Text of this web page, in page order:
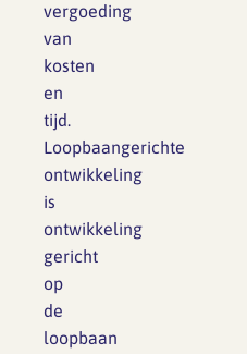
vergoeding
van
kosten
en
tijd.
Loopbaangerichte
ontwikkeling
is
ontwikkeling
gericht
op
de
loopbaan